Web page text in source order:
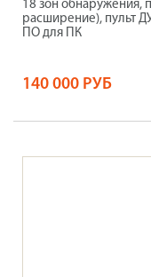
18 зон обнаружения,
расширение), пульт
ПО для ПК
140 000 РУБ